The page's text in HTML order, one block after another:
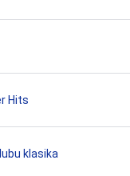
Hits
klasika